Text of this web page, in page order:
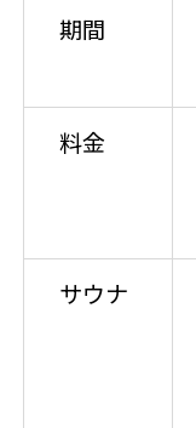
期間
料金
サウナ